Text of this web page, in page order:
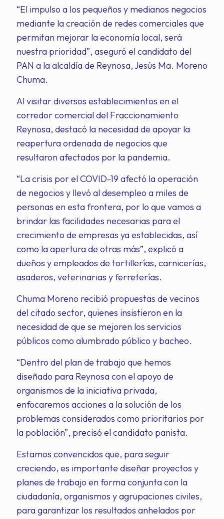
“El impulso a los pequeños y medianos negocios
mediante la creación de redes comerciales que
permitan mejorar la economía local, será
nuestra prioridad”, aseguró el candidato del
PAN a la alcaldía de Reynosa, Jesús Ma. Moreno
Chuma.
Al visitar diversos establecimientos en el
corredor comercial del Fraccionamiento
Reynosa, destacó la necesidad de apoyar la
reapertura ordenada de negocios que
resultaron afectados por la pandemia.
“La crisis por el COVID-19 afectó la operación
de negocios y llevó al desempleo a miles de
personas en esta frontera, por lo que vamos a
brindar las facilidades necesarias para el
crecimiento de empresas ya establecidas, así
como la apertura de otras más”, explicó a
dueños y empleados de tortillerías, carnicerías,
asaderos, veterinarias y ferreterías.
Chuma Moreno recibió propuestas de vecinos
del citado sector, quienes insistieron en la
necesidad de que se mejoren los servicios
públicos como alumbrado público y bacheo.
“Dentro del plan de trabajo que hemos
diseñado para Reynosa con el apoyo de
organismos de la iniciativa privada,
enfocaremos acciones a la solución de los
problemas considerados como prioritarios por
la población”, precisó el candidato panista.
Estamos convencidos que, para seguir
creciendo, es importante diseñar proyectos y
planes de trabajo en forma conjunta con la
ciudadanía, organismos y agrupaciones civiles,
para garantizar los resultados anhelados por